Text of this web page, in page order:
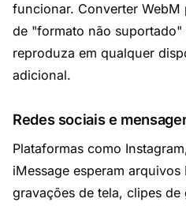
funcionar. Converter WebM
de "formato não suportado"
reproduza em qualquer
adicional.
Redes sociais e
Plataformas como
iMessage esperam
gravações de tela, clipes